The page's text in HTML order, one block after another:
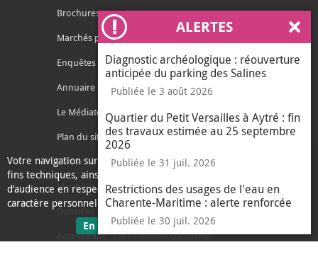
Votre navigation sur ce site nécessite l’usage de cookies pour des
fins techniques, ainsi que des cookies anonymisés de mesure
d’audience en respect de la législation relative aux données à
caractère personnel.
En savoir plussur les données personnelles
J'ai compris
le message
ALERTES
Diagnostic archéologique : réouverture
anticipée du parking des Salines
Publiée le 3 août 2026
Quartier du Petit Versailles à Aytré : fin
des travaux estimée au 25 septembre
2026
Publiée le 31 juil. 2026
Restrictions des usages de l'eau en
Charente-Maritime : alerte renforcée
Publiée le 30 juil. 2026
Brochures
Marchés publics
Enquêtes publiques
Annuaire des services
Le Médiateur de l'Agglo
Plan du site
Contacter l'agglo
Mentions légales
Accessibilité : partiellement conforme